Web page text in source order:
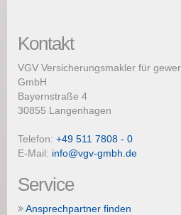
Kontakt
VGV Versicherungsmakler für
GmbH
Bayernstraße 4
30855 Langenhagen
Telefon: +49 511 7808 - 0
E-Mail: info@vgv-gmbh.de
Service
Ansprechpartner finden